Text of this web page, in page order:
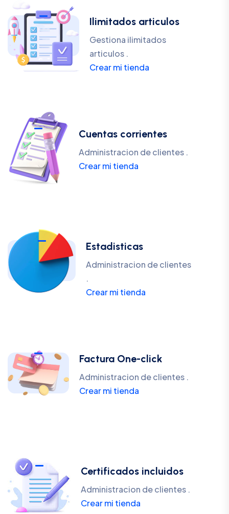
Ilimitados articulos
Gestiona ilimitados
articulos .
Crear mi tienda
Cuentas corrientes
Administracion de clientes .
Crear mi tienda
Estadisticas
Administracion de clientes
.
Crear mi tienda
Factura One-click
Administracion de clientes .
Crear mi tienda
Certificados incluidos
Administracion de clientes .
Crear mi tienda